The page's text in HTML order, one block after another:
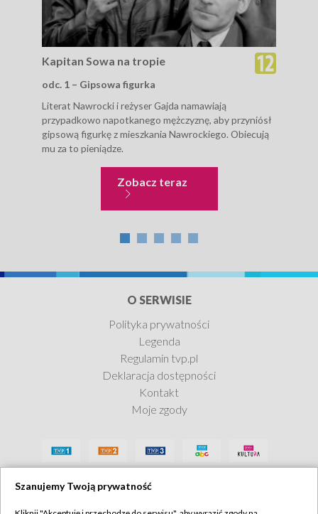
Kapitan Sowa na tropie
odc. 1 – Gipsowa figurka
Literat Nawrocki i reżyser Gajda namawiają
przypadkowo napotkanego mężczyznę, aby przyniósł
gipsową figurkę z mieszkania Nawrockiego. Obiecują
mu za to pieniądze.
Zobacz terazKapitan Sowa na tropie
O SERWISIE
Polityka prywatności
Legenda
Regulamin tvp.pl
Deklaracja dostępności
Kontakt
Moje zgody
Szanujemy Twoją prywatność